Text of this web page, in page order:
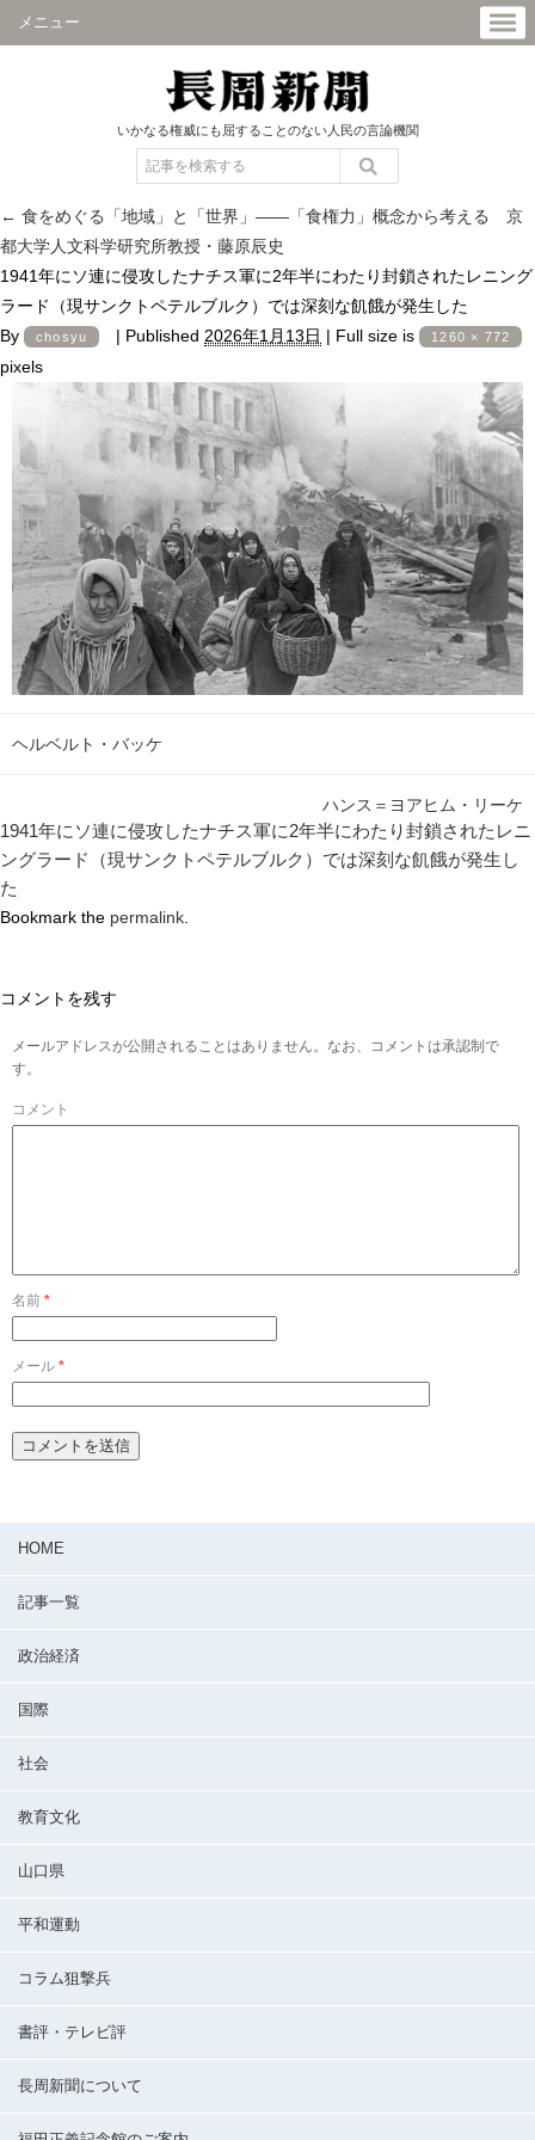
メニュー
いかなる権威にも屈することのない人民の言論機関
← 食をめぐる「地域」と「世界」――「食権力」概念から考える 京
都大学人文科学研究所教授・藤原辰史
1941年にソ連に侵攻したナチス軍に2年半にわたり封鎖されたレニング
ラード（現サンクトペテルブルク）では深刻な飢餓が発生した
By
chosyu | Published 2026年1月13日 | Full size is 1260 × 772
pixels
ヘルベルト・バッケ
ハンス＝ヨアヒム・リーケ
1941年にソ連に侵攻したナチス軍に2年半にわたり封鎖されたレニ
ングラード（現サンクトペテルブルク）では深刻な飢餓が発生し
た
Bookmark the permalink
コメントを残す
メールアドレスが公開されることはありません。なお、コメントは承認制で
す。
コメント
名前 *
メール *
HOME
記事一覧
政治経済
国際
社会
教育文化
山口県
平和運動
コラム狙撃兵
書評・テレビ評
長周新聞について